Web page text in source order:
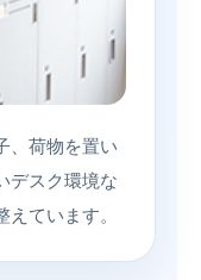
、荷物を置い
デスク環境な
ています。